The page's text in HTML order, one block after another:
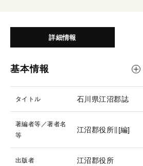
詳細情報
基本情報
タイトル 石川県江沼郡誌
著編者等／著者名
等
江沼郡役所∥[編]
出版者 江沼郡役所